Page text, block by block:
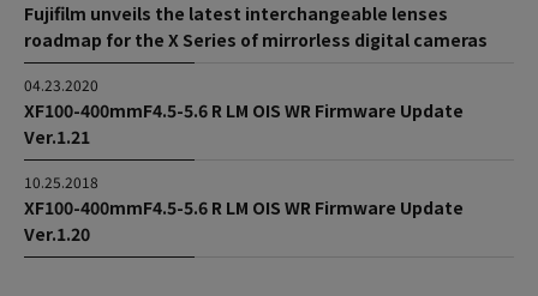
Fujifilm unveils the latest interchangeable lenses
roadmap for the X Series of mirrorless digital cameras
04.23.2020
XF100-400mmF4.5-5.6 R LM OIS WR Firmware Update
Ver.1.21
10.25.2018
XF100-400mmF4.5-5.6 R LM OIS WR Firmware Update
Ver.1.20